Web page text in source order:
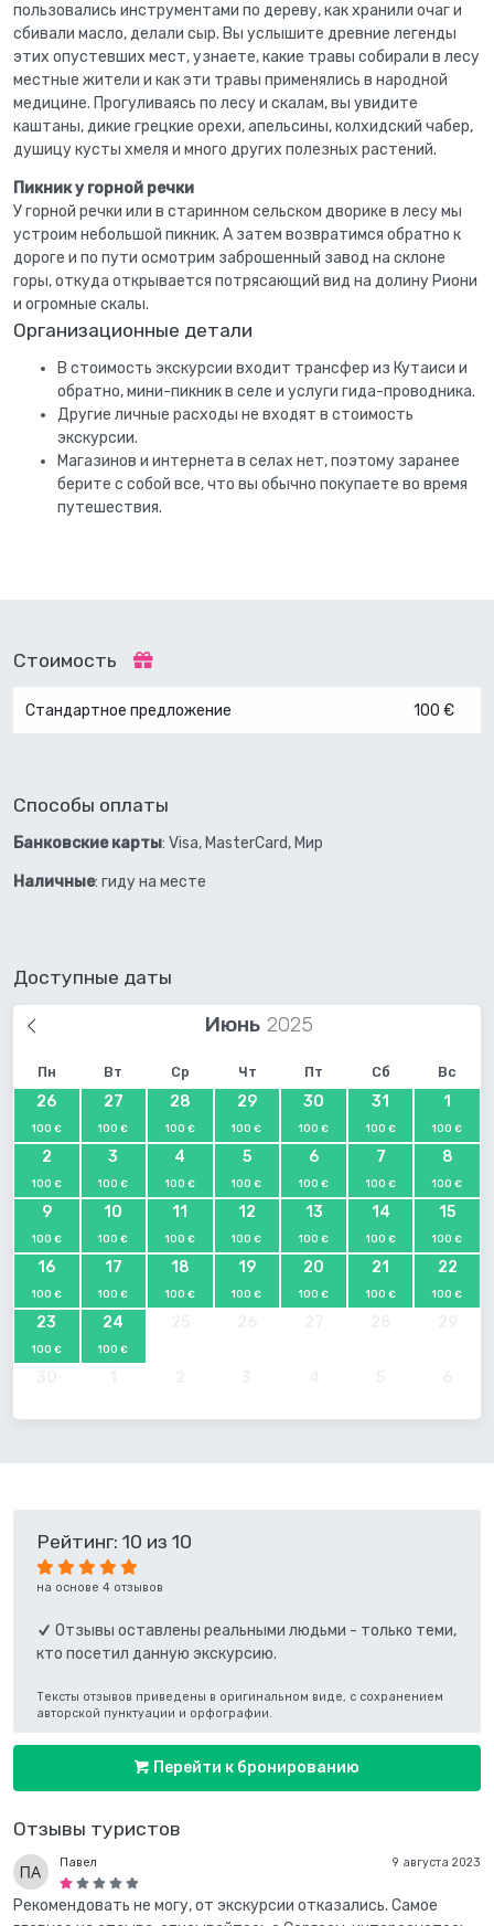
пользовались инструментами по дереву, как хранили очаг и
сбивали масло, делали сыр. Вы услышите древние легенды
этих опустевших мест, узнаете, какие травы собирали в лесу
местные жители и как эти травы применялись в народной
медицине. Прогуливаясь по лесу и скалам, вы увидите
каштаны, дикие грецкие орехи, апельсины, колхидский чабер,
душицу кусты хмеля и много других полезных растений.
Пикник у горной речки
У горной речки или в старинном сельском дворике в лесу мы
устроим небольшой пикник. А затем возвратимся обратно к
дороге и по пути осмотрим заброшенный завод на склоне
горы, откуда открывается потрясающий вид на долину Риони
и огромные скалы.
Организационные детали
В стоимость экскурсии входит трансфер из Кутаиси и
обратно, мини-пикник в селе и услуги гида-проводника.
Другие личные расходы не входят в стоимость
экскурсии.
Магазинов и интернета в селах нет, поэтому заранее
берите с собой все, что вы обычно покупаете во время
путешествия.
Стоимость
Стандартное предложение 100 €
Способы оплаты
Банковские карты: Visa, MasterCard, Мир
Наличные: гиду на месте
Доступные даты
Июнь
Пн Вт Ср Чт Пт Сб Вс
26
100 €
27
100 €
28
100 €
29
100 €
30
100 €
31
100 €
1
100 €
2
100 €
3
100 €
4
100 €
5
100 €
6
100 €
7
100 €
8
100 €
9
100 €
10
100 €
11
100 €
12
100 €
13
100 €
14
100 €
15
100 €
16
100 €
17
100 €
18
100 €
19
100 €
20
100 €
21
100 €
22
100 €
23
100 €
24
100 €
Отзывы туристов
9 августа 2023
Павел
Рекомендовать не могу, от экскурсии отказались. Самое
Рейтинг: 10 из 10
на основе 4 отзывов
Отзывы оставлены реальными людьми - только теми,
кто посетил данную экскурсию.
Тексты отзывов приведены в оригинальном виде, с сохранением
авторской пунктуации и орфографии.
Перейти к бронированию